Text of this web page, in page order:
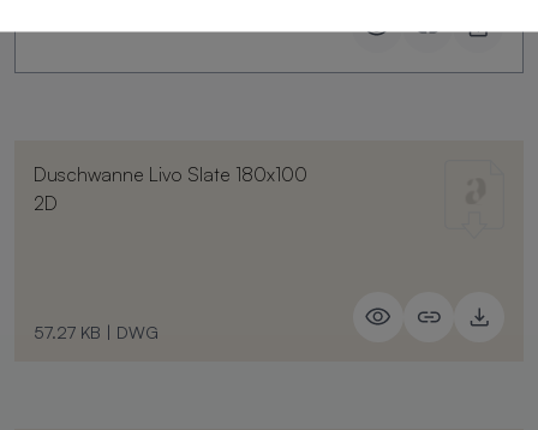
Duschwanne Livo Slate 180x100
2D
57.27 KB | DWG